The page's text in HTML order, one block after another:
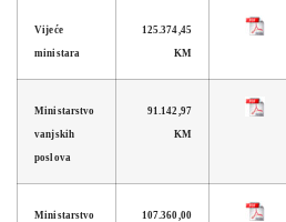
Vijeće
ministara
125.374,45
KM
Ministarstvo
vanjskih
poslova
91.142,97
KM
Ministarstvo 107.360,00